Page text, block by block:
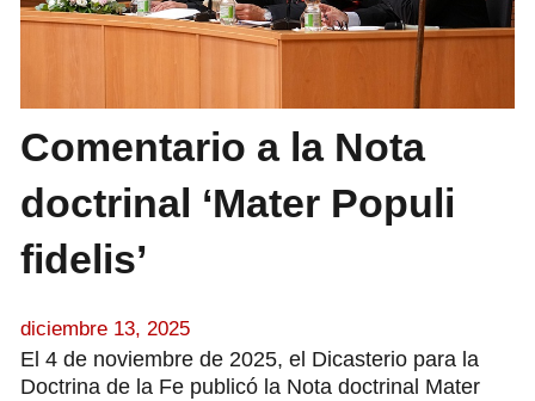
Comentario a la Nota
doctrinal ‘Mater Populi
fidelis’
diciembre 13, 2025
El 4 de noviembre de 2025, el Dicasterio para la
Doctrina de la Fe publicó la Nota doctrinal Mater